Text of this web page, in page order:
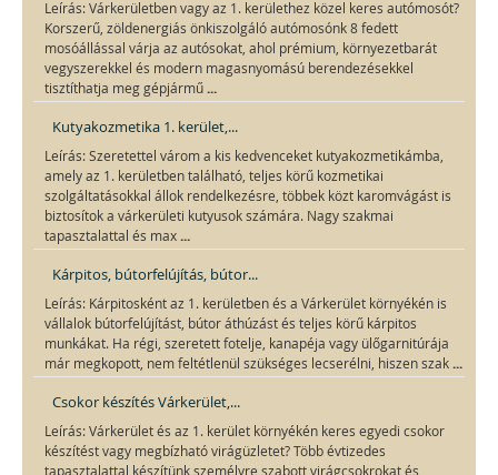
Leírás: Várkerületben vagy az 1. kerülethez közel keres autómosót?
Korszerű, zöldenergiás önkiszolgáló autómosónk 8 fedett
mosóállással várja az autósokat, ahol prémium, környezetbarát
vegyszerekkel és modern magasnyomású berendezésekkel
tisztíthatja meg gépjármű ...
Kutyakozmetika 1. kerület,...
Leírás: Szeretettel várom a kis kedvenceket kutyakozmetikámba,
amely az 1. kerületben található, teljes körű kozmetikai
szolgáltatásokkal állok rendelkezésre, többek közt karomvágást is
biztosítok a várkerületi kutyusok számára. Nagy szakmai
tapasztalattal és max ...
Kárpitos, bútorfelújítás, bútor...
Leírás: Kárpitosként az 1. kerületben és a Várkerület környékén is
vállalok bútorfelújítást, bútor áthúzást és teljes körű kárpitos
munkákat. Ha régi, szeretett fotelje, kanapéja vagy ülőgarnitúrája
már megkopott, nem feltétlenül szükséges lecserélni, hiszen szak ...
Csokor készítés Várkerület,...
Leírás: Várkerület és az 1. kerület környékén keres egyedi csokor
készítést vagy megbízható virágüzletet? Több évtizedes
tapasztalattal készítünk személyre szabott virágcsokrokat és